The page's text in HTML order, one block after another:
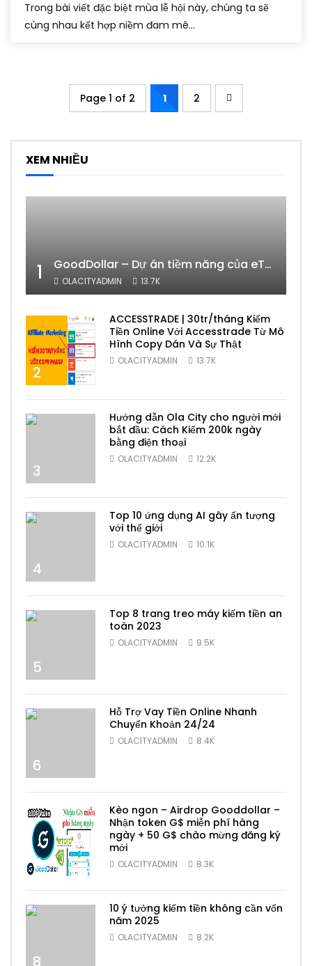
Trong bài viết đặc biệt mùa lễ hội này, chúng ta sẽ
cùng nhau kết hợp niềm đam mê...
Page 1 of 2 1 2
XEM NHIỀU
1 GoodDollar – Dự án tiềm năng của eToro có phải lừa đảo hay không?
OLACITYADMIN 13.7K
2
ACCESSTRADE | 30tr/tháng Kiếm
Tiền Online Với Accesstrade Từ Mô
Hình Copy Dán Và Sự Thật
OLACITYADMIN 13.7K
3
Hướng dẫn Ola City cho người mới
bắt đầu: Cách Kiếm 200k ngày
bằng điện thoại
OLACITYADMIN 12.2K
4
Top 10 ứng dụng AI gây ấn tượng
với thế giới
OLACITYADMIN 10.1K
5
Top 8 trang treo máy kiếm tiền an
toàn 2023
OLACITYADMIN 9.5K
6
Hỗ Trợ Vay Tiền Online Nhanh
Chuyển Khoản 24/24
OLACITYADMIN 8.4K
7
Kèo ngon – Airdrop Gooddollar –
Nhận token G$ miễn phí hàng
ngày + 50 G$ chào mừng đăng ký
mới
OLACITYADMIN 8.3K
8
10 ý tưởng kiếm tiền không cần vốn
năm 2025
OLACITYADMIN 8.2K